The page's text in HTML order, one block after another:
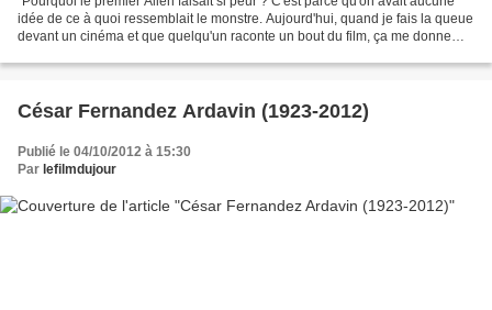
idée de ce à quoi ressemblait le monstre. Aujourd'hui, quand je fais la queue
devant un cinéma et que quelqu'un raconte un bout du film, ça me donne
César Fernandez Ardavin (1923-2012)
Publié le 04/10/2012 à 15:30
Par lefilmdujour